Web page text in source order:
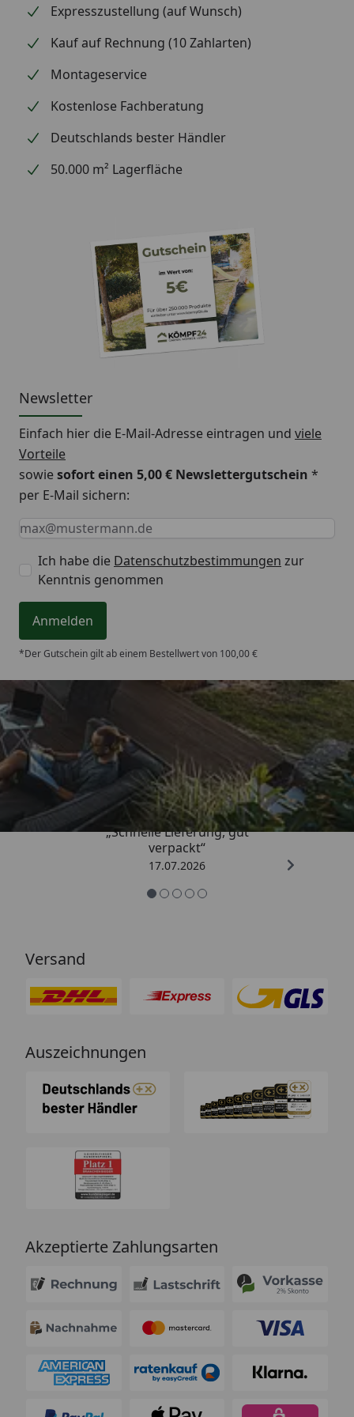
Expresszustellung (auf Wunsch)
Kauf auf Rechnung (10 Zahlarten)
Montageservice
Kostenlose Fachberatung
Deutschlands bester Händler
50.000 m² Lagerfläche
Newsletter
Einfach hier die E-Mail-Adresse eintragen und viele
Vorteile
sowiesofort einen 5,00 € Newslettergutschein *
per E-Mail sichern:
Keine Eingabe erforderlich
Eingabe erforderlich
E-Mail *
Ich habe die Datenschutzbestimmungen zur
Kenntnis genommen
Anmelden
*Der Gutschein gilt ab einem Bestellwert von 100,00 €
Trusted Shops
4,65/ 5
„Schnelle Lieferung, gut
verpackt“
17.07.2026
Versand
Auszeichnungen
Akzeptierte Zahlungsarten